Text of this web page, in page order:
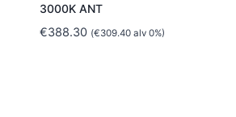
3000K ANT
€388.30 (€309.40alv 0%)